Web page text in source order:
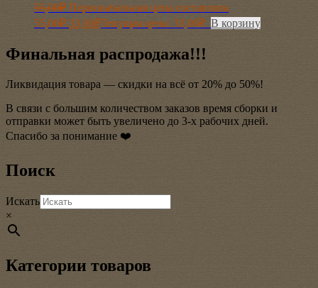
55,00₽ Первоначальная цена составляла
55,00₽.33,00₽Текущая цена: 33,00₽. В корзину
Финальная распродажа!!!
Ликвидация товара — скидки на всё от 20% до 50%!
В связи с большим количеством заказов время сборки и
отправки может быть увеличено до 3-х рабочих дней.
Спасибо за понимание ❤️
Поиск
Искать
×
Категории товаров